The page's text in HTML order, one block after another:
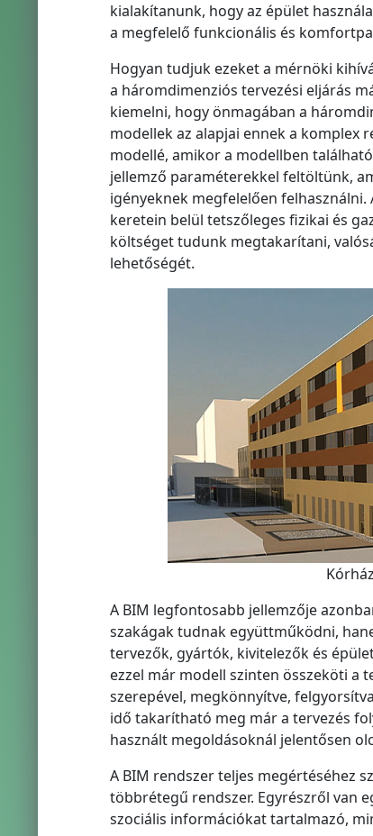
kialakítanunk, hogy az épület
a megfelelő funkcionális és
Hogyan tudjuk ezeket a mérnöki
a háromdimenziós tervezési eljárás
kiemelni, hogy önmagában a
modellek az alapjai ennek a komplex
modellé, amikor a modellben
jellemző paraméterekkel feltöltünk,
igényeknek megfelelően
keretein belül tetszőleges fizikai és
költséget tudunk megtakarítani,
lehetőségét.
A BIM legfontosabb jellemzője
szakágak tudnak együttműködni,
tervezők, gyártók, kivitelezők és
ezzel már modell szinten összeköti a
szerepével, megkönnyítve,
idő takarítható meg már a tervezés
használt megoldásoknál jelentősen
A BIM rendszer teljes megértéséhez
többrétegű rendszer. Egyrészről van
szociális információkat tartalmazó,